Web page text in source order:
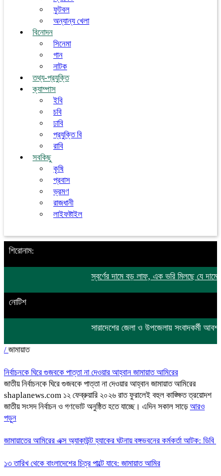
ফুটবল
অন্যান্য খেলা
বিনোদন
সিনেমা
গান
নাটক
তথ্য-প্রযুক্তি
ক্যাম্পাস
ইবি
চবি
ঢাবি
প্রযুক্তি বি
রাবি
সবকিছু
কৃষি
প্রবাস
ভ্রমণ
রাজধানী
লাইফষ্টাইল
শিরোনাম:
স্বর্ণের দামে বড় লাফ, এক ভরি মিলছে যে দামে
নোটিশ
সারাদেশের জেলা ও উপজেলায়
/ জামায়াত
নির্বাচনকে ঘিরে গুজবকে পাত্তা না দেওয়ার আহ্বান জামায়াত আমিরের
জাতীয় নির্বাচনকে ঘিরে গুজবকে পাত্তা না দেওয়ার আহ্বান জামায়াত আমিরের
shaplanews.com ১২ ফেব্রুয়ারি ২০২৬ রাত ফুরালেই বহুল কাঙ্ক্ষিত ত্রয়োদশ
জাতীয় সংসদ নির্বাচন ও গণভোট অনুষ্ঠিত হতে যাচ্ছে। এদিন সকাল সাড়ে আরও
পড়ুন
জামায়াতের আমিরের এক্স অ্যাকাউন্ট হ্যাকের ঘটনায় বঙ্গভবনের কর্মকর্তা আটক: ডিবি
১৩ তারিখ থেকে বাংলাদেশের চিত্র পাল্টে যাবে: জামায়াত আমির